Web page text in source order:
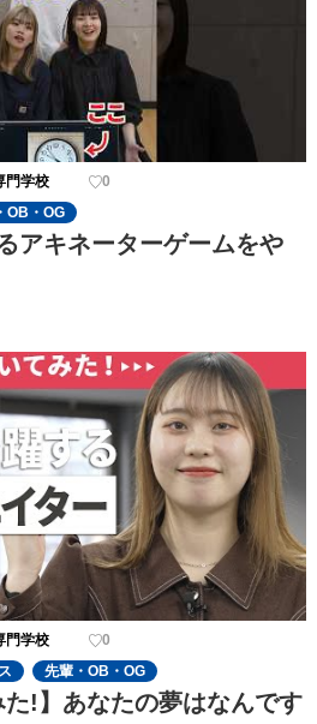
門学校
0
OB・OG
アキネーターゲームをや
門学校
0
先輩・OB・OG
た!】あなたの夢はなんです